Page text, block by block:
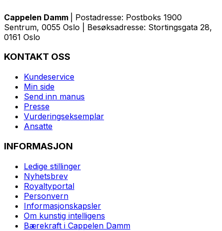
Cappelen Damm
| Postadresse: Postboks 1900
Sentrum, 0055 Oslo | Besøksadresse: Stortingsgata 28,
0161 Oslo
KONTAKT OSS
Kundeservice
Min side
Send inn manus
Presse
Vurderingseksemplar
Ansatte
INFORMASJON
Ledige stillinger
Nyhetsbrev
Royaltyportal
Personvern
Informasjonskapsler
Om kunstig intelligens
Bærekraft i Cappelen Damm